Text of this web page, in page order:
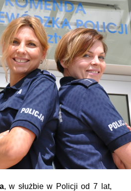
, w służbie w Policji od 7 lat,